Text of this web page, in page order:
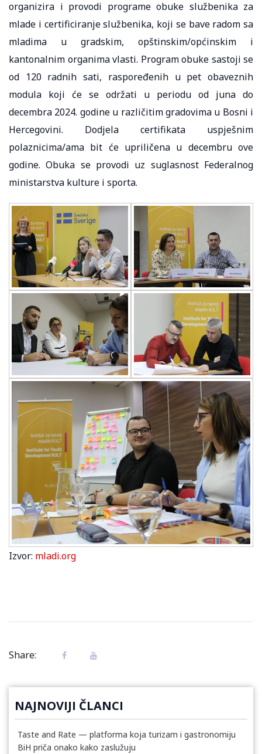
organizira i provodi programe obuke službenika za
mlade i certificiranje službenika, koji se bave radom sa
mladima u gradskim, opštinskim/općinskim i
kantonalnim organima vlasti. Program obuke sastoji se
od 120 radnih sati, raspoređenih u pet obaveznih
modula koji će se održati u periodu od juna do
decembra 2024. godine u različitim gradovima u Bosni i
Hercegovini. Dodjela certifikata uspješnim
polaznicima/ama bit će upriličena u decembru ove
godine. Obuka se provodi uz suglasnost Federalnog
ministarstva kulture i sporta.
Izvor: mladi.org
Share:
NAJNOVIJI ČLANCI
Taste and Rate — platforma koja turizam i gastronomiju
BiH priča onako kako zaslužuju